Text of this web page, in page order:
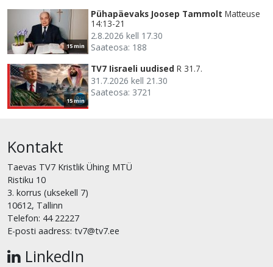
15 min
Pühapäevaks Joosep Tammolt Matteuse
14:13-21
2.8.2026 kell 17.30
Saateosa: 188
15 min
TV7 Iisraeli uudised R 31.7.
31.7.2026 kell 21.30
Saateosa: 3721
Kontakt
Taevas TV7 Kristlik Ühing MTÜ
Ristiku 10
3. korrus (uksekell 7)
10612, Tallinn
Telefon: 44 22227
E-posti aadress: tv7@tv7.ee
LinkedIn